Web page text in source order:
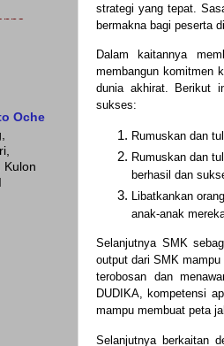
strategi yang tepat.
bermakna bagi peserta
Dalam kaitannya
membangun komitmen
dunia akhirat. Berikut
sukses:
Rumuskan dan
Rumuskan dan
berhasil dan
Libatkankan
anak-anak
Selanjutnya SMK
output dari SMK
terobosan dan
DUDIKA, kompetensi
mampu membuat peta
Selanjutnya berkaitan
Oche
Kulon